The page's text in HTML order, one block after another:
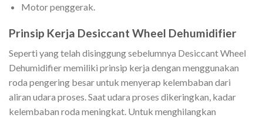
Motor penggerak.
Prinsip Kerja Desiccant Wheel Dehumidifier
Seperti yang telah disinggung sebelumnya Desiccant Wheel
Dehumidifier memiliki prinsip kerja dengan menggunakan
roda pengering besar untuk menyerap kelembaban dari
aliran udara proses. Saat udara proses dikeringkan, kadar
kelembaban roda meningkat. Untuk menghilangkan